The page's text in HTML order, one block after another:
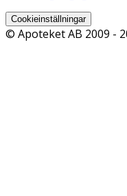
Cookieinställningar
© Apoteket AB 2009 -